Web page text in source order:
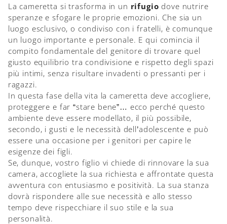
La cameretta si trasforma in un rifugio dove nutrire
speranze e sfogare le proprie emozioni. Che sia un
luogo esclusivo, o condiviso con i fratelli, è comunque
un luogo importante e personale. E qui comincia il
compito fondamentale del genitore di trovare quel
giusto equilibrio tra condivisione e rispetto degli spazi
più intimi, senza risultare invadenti o pressanti per i
ragazzi.
In questa fase della vita la cameretta deve accogliere,
proteggere e far “stare bene”… ecco perché questo
ambiente deve essere modellato, il più possibile,
secondo, i gusti e le necessità dell’adolescente e può
essere una occasione per i genitori per capire le
esigenze dei figli.
Se, dunque, vostro figlio vi chiede di rinnovare la sua
camera, accogliete la sua richiesta e affrontate questa
avventura con entusiasmo e positività. La sua stanza
dovrà rispondere alle sue necessità e allo stesso
tempo deve rispecchiare il suo stile e la sua
personalità.